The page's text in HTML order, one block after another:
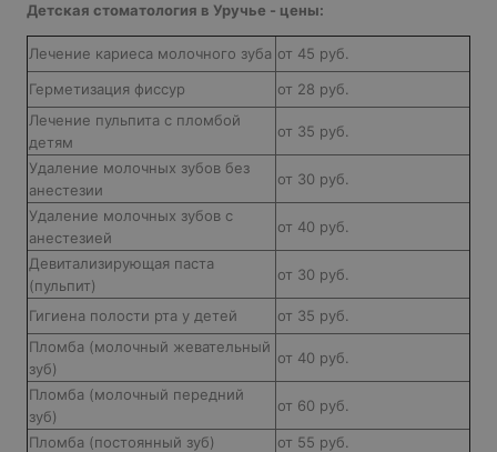
Детская стоматология в Уручье - цены:
Лечение кариеса молочного зуба от 45 руб.
Герметизация фиссур
от 28 руб.
Лечение пульпита с пломбой
детям
от 35 руб.
Удаление молочных зубов без
анестезии
от 30 руб.
Удаление молочных зубов с
анестезией
от 40 руб.
Девитализирующая паста
(пульпит)
от 30 руб.
Гигиена полости рта у детей
от 35 руб.
Пломба (молочный жевательный
зуб)
от 40 руб.
Пломба (молочный передний
зуб)
от 60 руб.
Пломба (постоянный зуб) от 55 руб.